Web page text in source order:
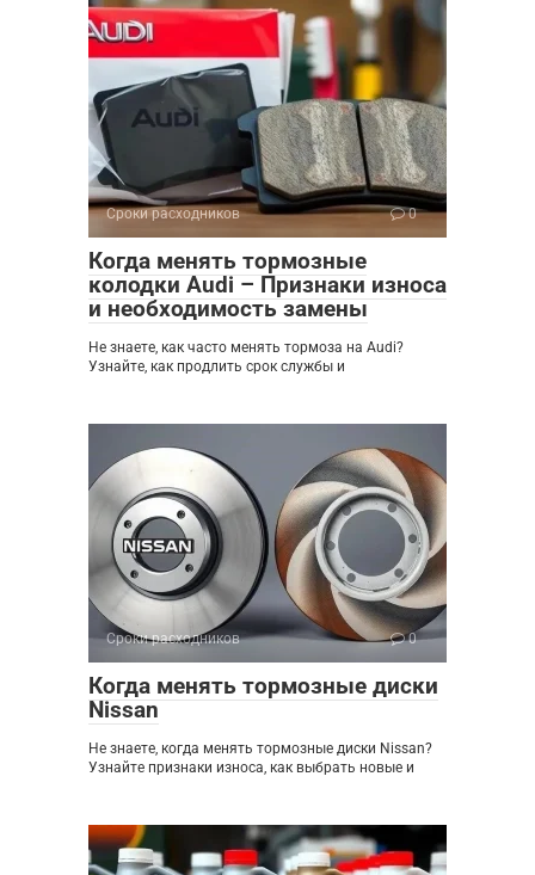
Сроки расходников 0
Когда менять тормозные
колодки Audi – Признаки износа
и необходимость замены
Не знаете, как часто менять тормоза на Audi?
Узнайте, как продлить срок службы и
Сроки расходников 0
Когда менять тормозные диски
Nissan
Не знаете, когда менять тормозные диски Nissan?
Узнайте признаки износа, как выбрать новые и